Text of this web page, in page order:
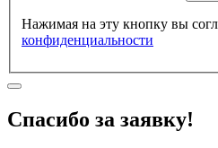
Нажимая на эту кнопку вы
конфиденциальности
Спасибо за заявку!